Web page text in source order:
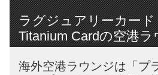
ラグジュアリーカード
Titanium Cardの空港
海外空港ラウンジは「プ